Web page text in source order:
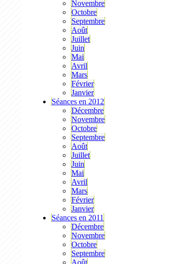
Novembre
Octobre
Septembre
Août
Juillet
Juin
Mai
Avril
Mars
Février
Janvier
Séances en 2012
Décembre
Novembre
Octobre
Septembre
Août
Juillet
Juin
Mai
Avril
Mars
Février
Janvier
Séances en 2011
Décembre
Novembre
Octobre
Septembre
Août